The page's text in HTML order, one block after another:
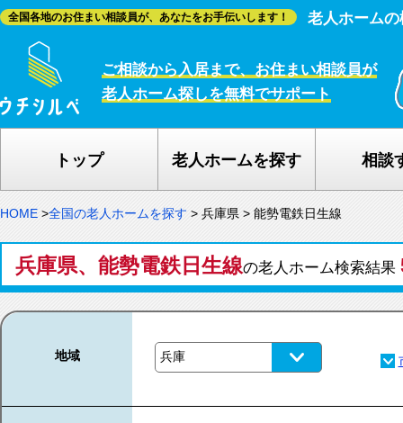
全国各地のお住まい相談員が、あなたをお手伝いします！ 老人ホーム
ご相談から入居まで、お住まい相談員が
老人ホーム探しを無料でサポート
トップ 老人ホームを探す 相談
HOME >全国の老人ホームを探す > 兵庫県 > 能勢電鉄日生線
兵庫県、能勢電鉄日生線の老人ホーム検索結果
地域